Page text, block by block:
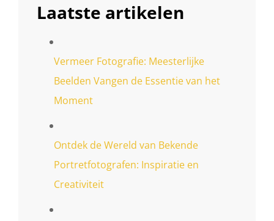
Laatste artikelen
Vermeer Fotografie: Meesterlijke
Beelden Vangen de Essentie van het
Moment
Ontdek de Wereld van Bekende
Portretfotografen: Inspiratie en
Creativiteit